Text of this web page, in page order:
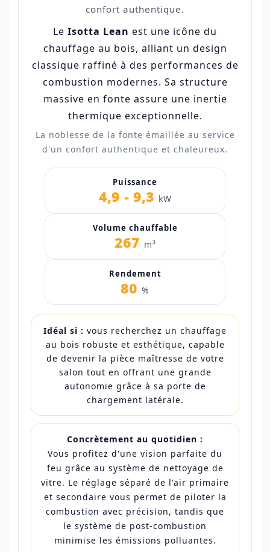
confort authentique.
Le Isotta Lean est une icône du
chauffage au bois, alliant un design
classique raffiné à des performances de
combustion modernes. Sa structure
massive en fonte assure une inertie
thermique exceptionnelle.
La noblesse de la fonte émaillée au service
d'un confort authentique et chaleureux.
Puissance
4,9 - 9,3 kW
Volume chauffable
267 m³
Rendement
80 %
Idéal si : vous recherchez un chauffage
au bois robuste et esthétique, capable
de devenir la pièce maîtresse de votre
salon tout en offrant une grande
autonomie grâce à sa porte de
chargement latérale.
Concrètement au quotidien :
Vous profitez d'une vision parfaite du
feu grâce au système de nettoyage de
vitre. Le réglage séparé de l'air primaire
et secondaire vous permet de piloter la
combustion avec précision, tandis que
le système de post-combustion
minimise les émissions polluantes.